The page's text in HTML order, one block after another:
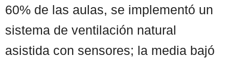
60% de las aulas, se implementó un
sistema de ventilación natural
asistida con sensores; la media bajó